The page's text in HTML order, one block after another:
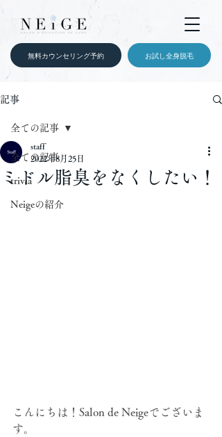
無料カウンセリング予約 お試し全身脱毛
記事
全ての記事
trivia
Neigeの紹介
全ての記事
ミドル脂臭をなくしたい！
staff
2022年8月25日
こんにちは！Salon de Neigeでございま
す。